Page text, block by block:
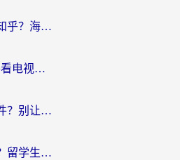
国外可以看央视影音吗知乎？海外党亲测有效的回国加速方案
海外党必看：选对“海外看电视剧软件”，再也不用愁国内剧刷不了
国外如何听国内音乐软件？别让地域限制，断了你的中文歌单
海外哪里能看奥运直播？留学生&海外华人必看的体育赛事观赛终极指南